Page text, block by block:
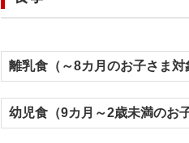
離乳食（～8カ月のお子さま対
幼児食（9カ月～2歳未満のお